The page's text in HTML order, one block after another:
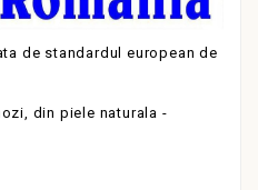
de standardul european de
din piele naturala -